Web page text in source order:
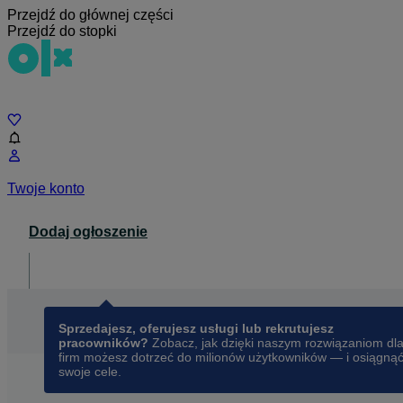
Przejdź do głównej części
Przejdź do stopki
Twoje konto
Dodaj ogłoszenie
Sprzedajesz, oferujesz usługi lub rekrutujesz
pracowników? Zobacz, jak dzięki naszym rozwiązaniom dla
firm możesz dotrzeć do milionów użytkowników — i osiągnąć
swoje cele.